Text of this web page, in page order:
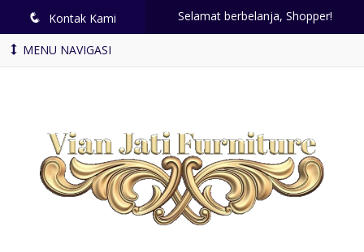
q Kontak Kami Selamat berbelanja, Shopper!
MENU NAVIGASI